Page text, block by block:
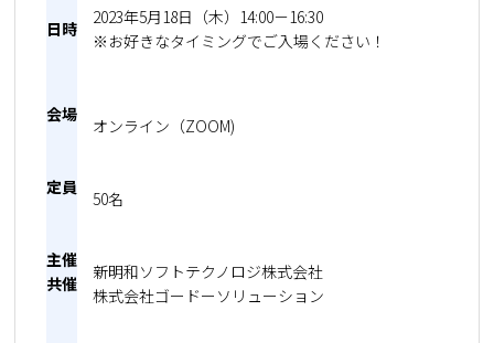
日時
2023年5月18日（木）14:00－16:30
※お好きなタイミングでご入場ください！
会場
オンライン（ZOOM)
定員
50名
主催
共催
新明和ソフトテクノロジ株式会社
株式会社ゴードーソリューション